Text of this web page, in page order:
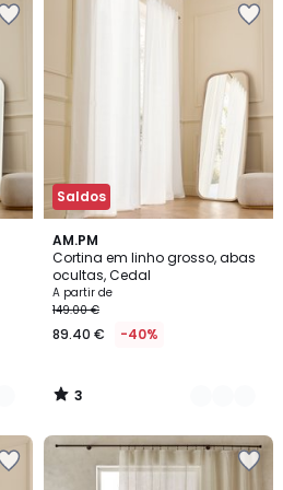
Saldos
AM.PM
Cortina em linho grosso, abas
ocultas, Cedal
A partir de
149.00 €
89.40 € -40%
3
/
5
4
Cores
3
/